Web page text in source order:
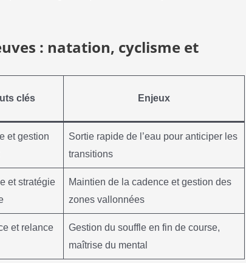
: natation, cyclisme et
clés Enjeux
et gestion
Sortie rapide de l’eau pour anticiper les
transitions
et stratégie
Maintien de la cadence et gestion des
zones vallonnées
et relance
Gestion du souffle en fin de course,
maîtrise du mental